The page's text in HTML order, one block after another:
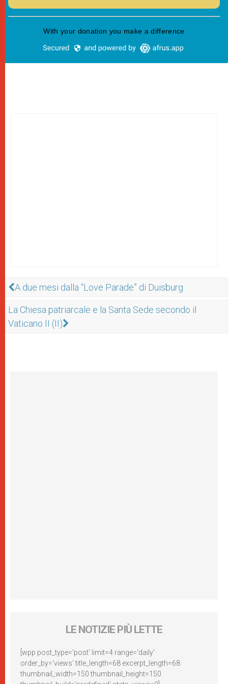
A due mesi dalla “Love Parade” di Duisburg
La Chiesa patriarcale e la Santa Sede secondo il
Vaticano II (II)
LE NOTIZIE PIÙ LETTE
[wpp post_type='post' limit=4 range='daily'
order_by='views' title_length=68 excerpt_length=68
thumbnail_width=150 thumbnail_height=150